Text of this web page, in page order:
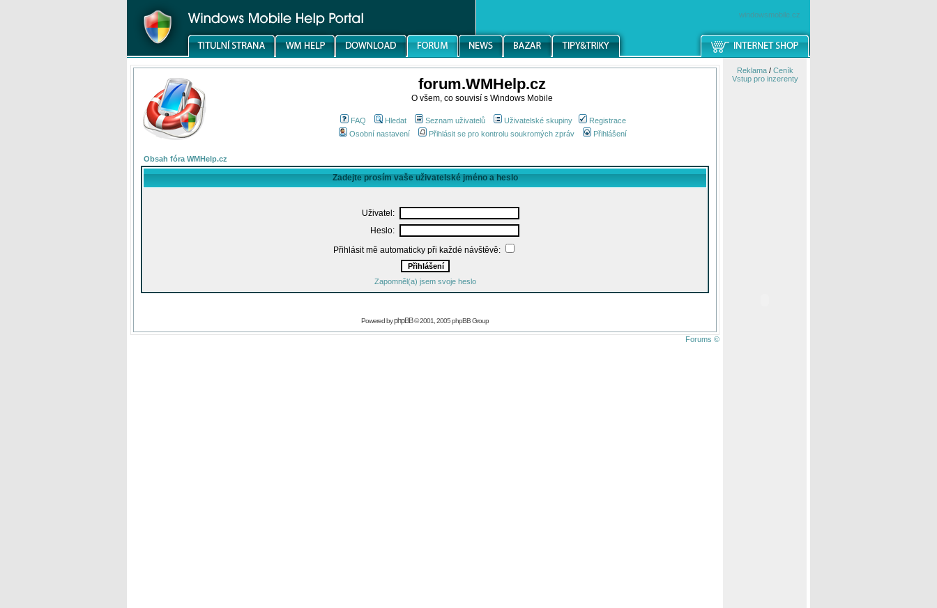
windowsmobile.cz
forum.WMHelp.cz
O všem, co souvisí s Windows Mobile
FAQ Hledat Seznam uživatelů Uživatelské skupiny
Registrace
Osobní nastavení
Přihlásit se pro kontrolu soukromých zpráv Přihlášení
Obsah fóra WMHelp.cz
Zadejte prosím vaše uživatelské jméno a heslo
Uživatel:
Heslo:
Přihlásit mě automaticky při každé návštěvě:
Zapomněl(a) jsem svoje heslo
Powered byphpBB© 2001, 2005 phpBB Group
Forums ©
Reklama/ Ceník
Vstup pro inzerenty